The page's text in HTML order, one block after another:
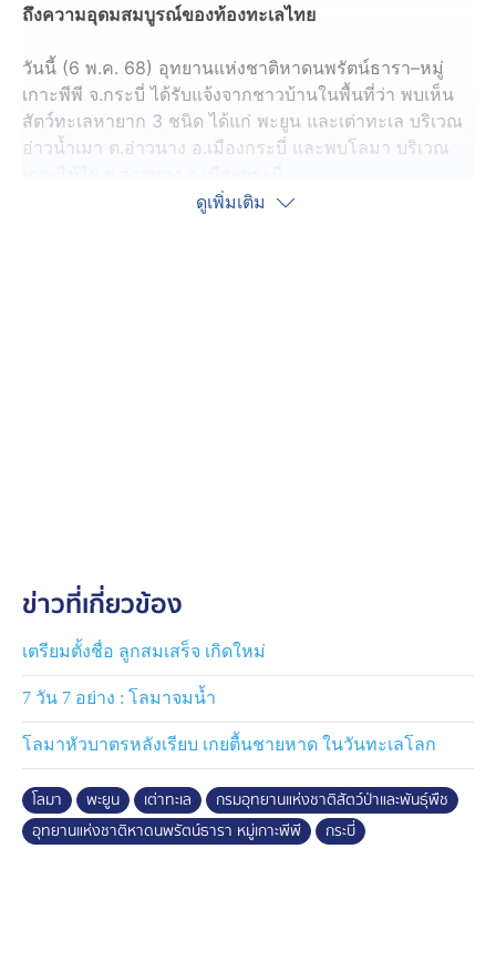
ถึงความอุดมสมบูรณ์ของท้องทะเลไทย
วันนี้ (6 พ.ค. 68) อุทยานแห่งชาติหาดนพรัตน์ธารา–หมู่
เกาะพีพี จ.กระบี่ ได้รับแจ้งจากชาวบ้านในพื้นที่ว่า พบเห็น
สัตว์ทะเลหายาก 3 ชนิด ได้แก่ พะยูน และเต่าทะเล บริเวณ
อ่าวน้ำเมา ต.อ่าวนาง อ.เมืองกระบี่ และพบโลมา บริเวณ
ดูเพิ่มเติม
ข่าวที่เกี่ยวข้อง
เตรียมตั้งชื่อ ลูกสมเสร็จ เกิดใหม่
7 วัน 7 อย่าง : โลมาจมน้ำ
โลมาหัวบาตรหลังเรียบ เกยตื้นชายหาด ในวันทะเลโลก
โลมา พะยูน เต่าทะเล
กรมอุทยานแห่งชาติสัตว์ป่าและพันธุ์พืช
อุทยานแห่งชาติหาดนพรัตน์ธารา หมู่เกาะพีพี
กระบี่